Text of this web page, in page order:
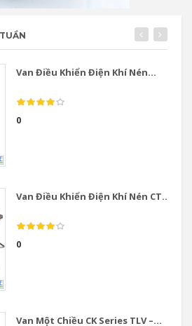
Van Điều Khiển Điện Khí Nén...
0
Van Điều Khiển Điện Khí Nén CT...
0
Van Một Chiều CK Series TLV –...